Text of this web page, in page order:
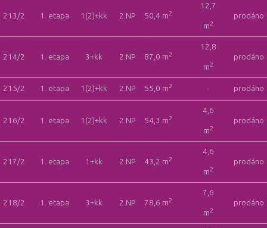
213/2 1. etapa 1(2)+kk 2.NP 50,4 m2
12,7
m2
prodáno
214/2 1. etapa 3+kk 2.NP 87,0 m2
12,8
m2
prodáno
215/2 1. etapa 1(2)+kk 2.NP 55,0 m2 - prodáno
216/2 1. etapa 1(2)+kk 2.NP 54,3 m2
4,6
m2
prodáno
217/2 1. etapa 1+kk 2.NP 43,2 m2
4,6
m2
prodáno
218/2 1. etapa 3+kk 2.NP 78,6 m2
7,6
m2
prodáno